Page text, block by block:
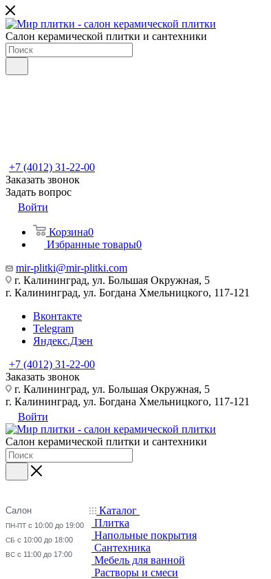
Салон керамической плитки и сантехники
+7 (4012) 31-22-00
Заказать звонок
Задать вопрос
Войти
Корзина0
Избранные товары0
mir-plitki@mir-plitki.com
г. Калининград, ул. Большая Окружная, 5
г. Калининград, ул. Богдана Хмельницкого, 117-121
Вконтакте
Telegram
Яндекс.Дзен
+7 (4012) 31-22-00
Заказать звонок
г. Калининград, ул. Большая Окружная, 5
г. Калининград, ул. Богдана Хмельницкого, 117-121
Войти
Салон керамической плитки и сантехники
Салон
ПН-ПТ с 10:00 до 19:00
СБ с 10:00 до 18:00
ВС с 11:00 до 17:00
Каталог
Плитка
Напольные покрытия
Сантехника
Мебель для ванной
Растворы и смеси